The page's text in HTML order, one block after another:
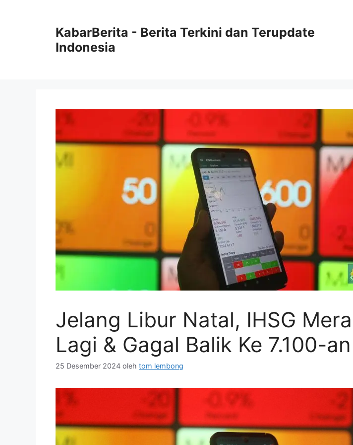
KabarBerita - Berita Terkini dan Terupdate
Indonesia
Jelang Libur Natal, IHSG
Lagi & Gagal Balik Ke 7.100-an
25 Desember 2024 oleh tom lembong